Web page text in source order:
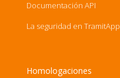
Documentación API
La seguridad en TramitApp
Homologaciones